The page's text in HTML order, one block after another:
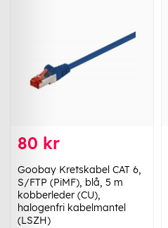
80 kr
Goobay Kretskabel CAT 6,
S/FTP (PiMF), blå, 5 m
kobberleder (CU),
halogenfri kabelmantel
(LSZH)